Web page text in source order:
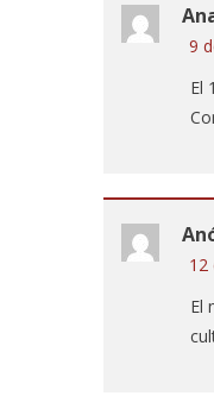
9
El
12
El